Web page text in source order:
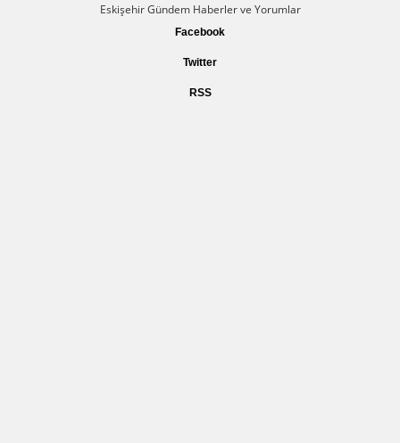
Eskişehir Gündem Haberler ve Yorumlar
Facebook
Twitter
RSS